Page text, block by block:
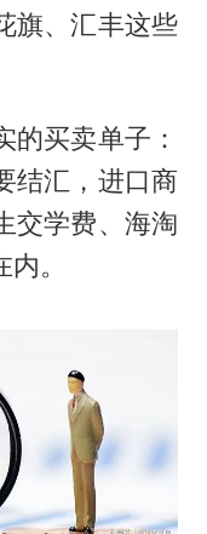
旗、汇丰这些
的买卖单子：
结汇，进口商
交学费、海淘
。